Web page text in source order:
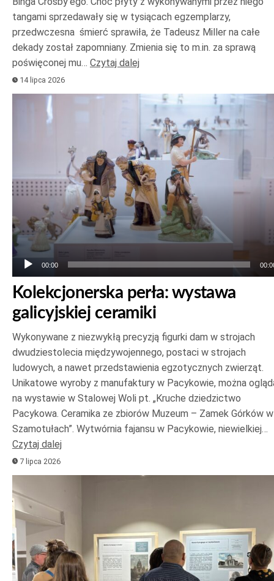
tangami sprzedawały się w tysiącach egzemplarzy,
przedwczesna śmierć sprawiła, że Tadeusz Miller na całe
dekady został zapomniany. Zmienia się to m.in. za sprawą
poświęconej mu… Czytaj dalej
14 lipca 2026
Odtwarzacz
00:00
Kolekcjonerska perła: wystawa
galicyjskiej ceramiki
Wykonywane z niezwykłą precyzją figurki dam w strojach
dwudziestolecia międzywojennego, postaci w strojach
ludowych, a nawet przedstawienia egzotycznych zwierząt.
Unikatowe wyroby z manufaktury w Pacykowie, można
na wystawie w Stalowej Woli pt. „Kruche dziedzictwo
Pacykowa. Ceramika ze zbiorów Muzeum – Zamek Górków w
Szamotułach”. Wytwórnia fajansu w Pacykowie, niewielkiej…
Czytaj dalej
7 lipca 2026
plików
dźwiękowych